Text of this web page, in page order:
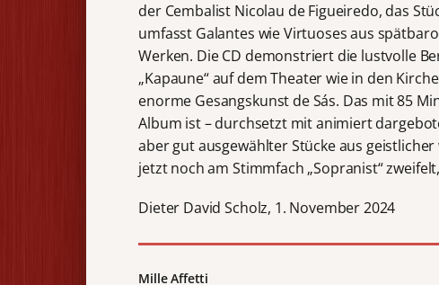
der Cembalist Nicolau de Figueiredo, das
umfasst Galantes wie Virtuoses aus
Werken. Die CD demonstriert die lustvolle
„Kapaune“ auf dem Theater wie in den
enorme Gesangskunst de Sás. Das mit 85
Album ist – durchsetzt mit animiert
aber gut ausgewählter Stücke aus
jetzt noch am Stimmfach „Sopranist“
Dieter David Scholz, 1. November 2024
Mille Affetti